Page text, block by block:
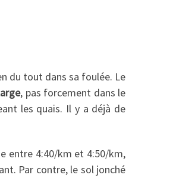
du tout dans sa foulée. Le
, pas forcement dans le
les quais. Il y a déjà de
entre 4:40/km et 4:50/km,
Par contre, le sol jonché